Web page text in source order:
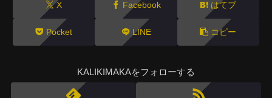
X Facebook はてブ
Pocket LINE コピー
KALIKIMAKAをフォローする